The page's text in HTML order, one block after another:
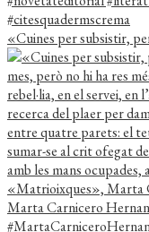
«Cuines per subsistir,